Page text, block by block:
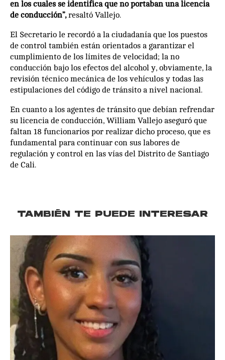
en los cuales se identifica que no portaban una licencia
de conducción”,resaltó Vallejo.
El Secretario le recordó a la ciudadanía que los puestos
de control también están orientados a garantizar el
cumplimiento de los límites de velocidad; la no
conducción bajo los efectos del alcohol y, obviamente, la
revisión técnico mecánica de los vehículos y todas las
estipulaciones del código de tránsito a nivel nacional.
En cuanto a los agentes de tránsito que debían refrendar
su licencia de conducción, William Vallejo aseguró que
faltan 18 funcionarios por realizar dicho proceso, que es
fundamental para continuar con sus labores de
regulación y control en las vías del Distrito de Santiago
de Cali.
TAMBIÉN TE PUEDE INTERESAR